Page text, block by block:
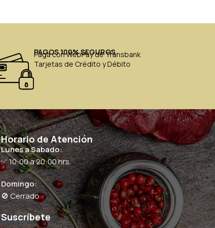
PAGOS 100% SEGUROS
Paga con WebPay de Transbank
Tarjetas de Crédito y Débito
Horario de Atención
Lunes a Sabado:
✅ 10:00 a 20:00 hrs.
Domingo:
🚫 Cerrado
Suscríbete